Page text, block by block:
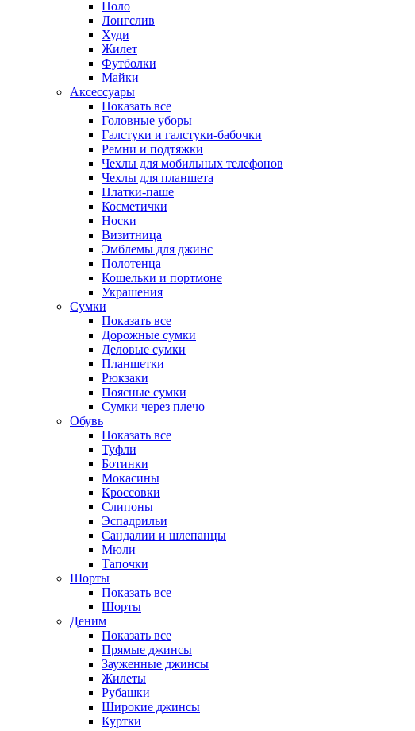
Поло
Лонгслив
Худи
Жилет
Футболки
Майки
Аксессуары
Показать все
Головные уборы
Галстуки и галстуки-бабочки
Ремни и подтяжки
Чехлы для мобильных телефонов
Чехлы для планшета
Платки-паше
Косметички
Носки
Визитница
Эмблемы для джинс
Полотенца
Кошельки и портмоне
Украшения
Сумки
Показать все
Дорожные сумки
Деловые сумки
Планшетки
Рюкзаки
Поясные сумки
Сумки через плечо
Обувь
Показать все
Туфли
Ботинки
Мокасины
Кроссовки
Слипоны
Эспадрильи
Сандалии и шлепанцы
Мюли
Тапочки
Шорты
Показать все
Шорты
Деним
Показать все
Прямые джинсы
Зауженные джинсы
Жилеты
Рубашки
Широкие джинсы
Куртки